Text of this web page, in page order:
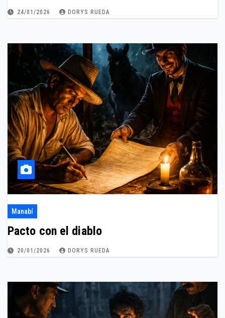
24/01/2026 DORYS RUEDA
Manabí
Pacto con el diablo
20/01/2026 DORYS RUEDA